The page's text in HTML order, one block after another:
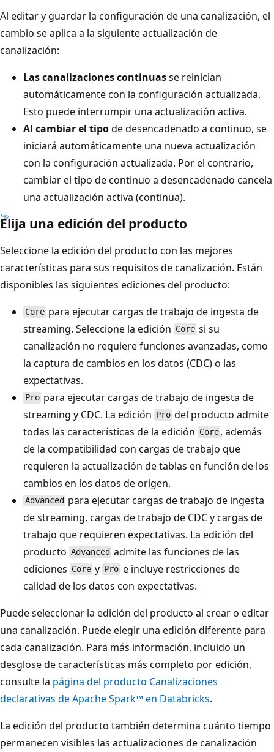
Al editar y guardar la configuración de una canalización, el
cambio se aplica a la siguiente actualización de
canalización:
Las canalizaciones continuasse reinician
automáticamente con la configuración actualizada.
Esto puede interrumpir una actualización activa.
Al cambiar el tipode desencadenado a continuo, se
iniciará automáticamente una nueva actualización
con la configuración actualizada. Por el contrario,
cambiar el tipo de continuo a desencadenado cancela
una actualización activa (continua).
Elija una edición del producto
Seleccione la edición del producto con las mejores
características para sus requisitos de canalización. Están
disponibles las siguientes ediciones del producto:
Core para ejecutar cargas de trabajo de ingesta de
streaming. Seleccione la edición Core si su
canalización no requiere funciones avanzadas, como
la captura de cambios en los datos (CDC) o las
expectativas.
Pro para ejecutar cargas de trabajo de ingesta de
streaming y CDC. La edición Pro del producto admite
todas las características de la edición Core , además
de la compatibilidad con cargas de trabajo que
requieren la actualización de tablas en función de los
cambios en los datos de origen.
Advanced para ejecutar cargas de trabajo de ingesta
de streaming, cargas de trabajo de CDC y cargas de
trabajo que requieren expectativas. La edición del
producto Advanced admite las funciones de las
ediciones Core y Proe incluye restricciones de
calidad de los datos con expectativas.
Puede seleccionar la edición del producto al crear o editar
una canalización. Puede elegir una edición diferente para
cada canalización. Para más información, incluido un
desglose de características más completo por edición,
consulte la página del producto Canalizaciones
declarativas de Apache Spark™ en Databricks.
La edición del producto también determina cuánto tiempo
permanecen visibles las actualizaciones de canalización